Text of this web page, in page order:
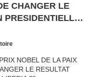
CHANGER LE
PRESIDENTIELLE